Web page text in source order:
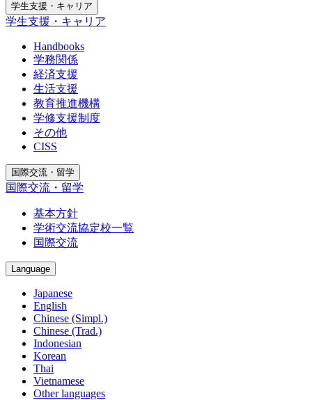
学生支援・キャリア
学生支援・キャリア
Handbooks
学務関係
経済支援
生活支援
教育推進機構
学修支援制度
その他
CISS
国際交流・留学
国際交流・留学
基本方針
学術交流協定校一覧
国際交流
Language
Japanese
English
Chinese (Simpl.)
Chinese (Trad.)
Indonesian
Korean
Thai
Vietnamese
Other languages